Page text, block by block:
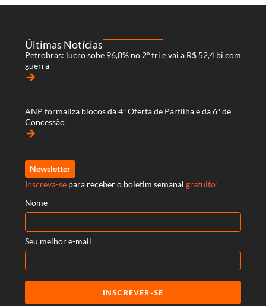
Últimas Notícias
Petrobras: lucro sobe 96,8% no 2º tri e vai a R$ 52,4 bi com
guerra
arrow_forward
ANP formaliza blocos da 4ª Oferta de Partilha e da 6ª de
Concessão
arrow_forward
Newsletter
Inscreva-se para receber o boletim semanal gratuito!
Nome
Seu melhor e-mail
INSCREVER-SE